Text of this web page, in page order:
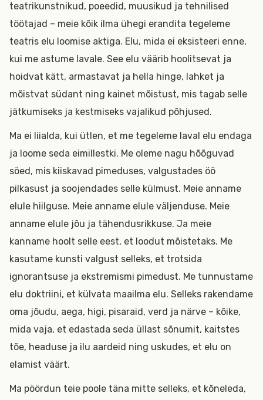
teatrikunstnikud, poeedid, muusikud ja tehnilised
töötajad – meie kõik ilma ühegi erandita tegeleme
teatris elu loomise aktiga. Elu, mida ei eksisteeri enne,
kui me astume lavale. See elu väärib hoolitsevat ja
hoidvat kätt, armastavat ja hella hinge, lahket ja
mõistvat südant ning kainet mõistust, mis tagab selle
jätkumiseks ja kestmiseks vajalikud põhjused.
Ma ei liialda, kui ütlen, et me tegeleme laval elu endaga
ja loome seda eimillestki. Me oleme nagu hõõguvad
söed, mis kiiskavad pimeduses, valgustades öö
pilkasust ja soojendades selle külmust. Meie anname
elule hiilguse. Meie anname elule väljenduse. Meie
anname elule jõu ja tähendusrikkuse. Ja meie
kanname hoolt selle eest, et loodut mõistetaks. Me
kasutame kunsti valgust selleks, et trotsida
ignorantsuse ja ekstremismi pimedust. Me tunnustame
elu doktriini, et külvata maailma elu. Selleks rakendame
oma jõudu, aega, higi, pisaraid, verd ja närve – kõike,
mida vaja, et edastada seda üllast sõnumit, kaitstes
tõe, headuse ja ilu aardeid ning uskudes, et elu on
elamist väärt.
Ma pöördun teie poole täna mitte selleks, et kõneleda,